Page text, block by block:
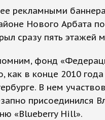
рекламными
Нового Арбата
сразу пять этажей
фонд
как в конце 2010
В нем
присоединился
«Blueberry Hill».